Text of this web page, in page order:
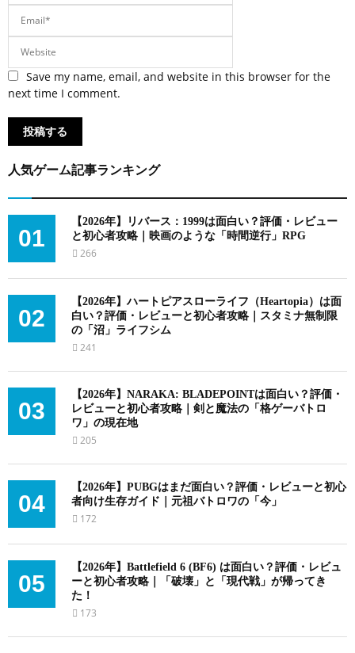
Save my name, email, and website in this browser for the
next time I comment.
人気ゲーム記事ランキング
01
【2026年】リバース：1999は面白い？評価・レビュー
と初心者攻略｜映画のような「時間逆行」RPG
266
02
【2026年】ハートピアスローライフ（Heartopia）は面
白い？評価・レビューと初心者攻略｜スタミナ無制限
の「沼」ライフシム
241
03
【2026年】NARAKA: BLADEPOINTは面白い？評価・
レビューと初心者攻略｜剣と魔法の「格ゲーバトロ
ワ」の現在地
205
04
【2026年】PUBGはまだ面白い？評価・レビューと初心
者向け生存ガイド｜元祖バトロワの「今」
172
05
【2026年】Battlefield 6 (BF6) は面白い？評価・レビュ
ーと初心者攻略｜「破壊」と「現代戦」が帰ってき
た！
173